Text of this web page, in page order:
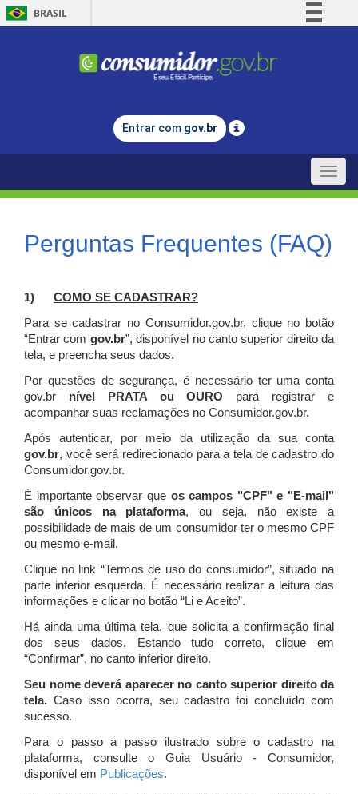
BRASIL
Comunica BR
Legislação
Entrar com gov.br
Toggle
Perguntas Frequentes (FAQ)
1) COMO SE CADASTRAR?
Para se cadastrar no Consumidor.gov.br, clique no botão
“Entrar com gov.br”, disponível no canto superior direito da
tela, e preencha seus dados.
Por questões de segurança, é necessário ter uma conta
gov.br nível PRATA ou OURO para registrar e
acompanhar suas reclamações no Consumidor.gov.br.
Após autenticar, por meio da utilização da sua conta
gov.br, você será redirecionado para a tela de cadastro do
Consumidor.gov.br.
É importante observar que os campos "CPF" e "E-mail"
são únicos na plataforma, ou seja, não existe a
possibilidade de mais de um consumidor ter o mesmo CPF
ou mesmo e-mail.
Clique no link “Termos de uso do consumidor”, situado na
parte inferior esquerda. É necessário realizar a leitura das
informações e clicar no botão “Li e Aceito”.
Há ainda uma última tela, que solicita a confirmação final
dos seus dados. Estando tudo correto, clique em
“Confirmar”, no canto inferior direito.
Seu nome deverá aparecer no canto superior direito da
tela. Caso isso ocorra, seu cadastro foi concluído com
sucesso.
Para o passo a passo ilustrado sobre o cadastro na
plataforma, consulte o Guia Usuário - Consumidor,
disponível em Publicações.